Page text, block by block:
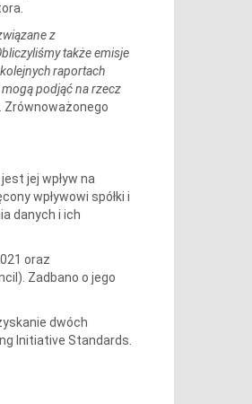
z
także emisje
raportach
podjąć na rzecz
Zrównoważonego
jej wpływ na
wpływowi spółki i
danych i ich
oraz
Zadbano o jego
dwóch
Initiative Standards.